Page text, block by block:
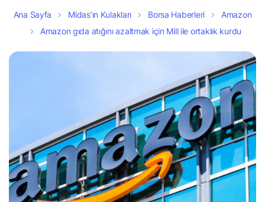
Ana Sayfa Midas’ın Kulakları Borsa Haberleri
Amazon
Amazon gıda atığını azaltmak için Mill ile ortaklık kurdu